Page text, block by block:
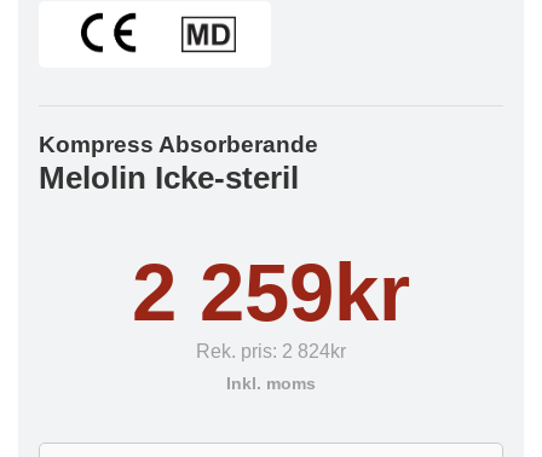
Kompress Absorberande
Melolin Icke-steril
2 259kr
Rek. pris: 2 824kr
Inkl. moms